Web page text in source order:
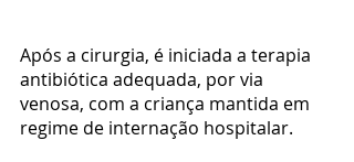
Após a cirurgia, é iniciada a terapia
antibiótica adequada, por via
venosa, com a criança mantida em
regime de internação hospitalar.